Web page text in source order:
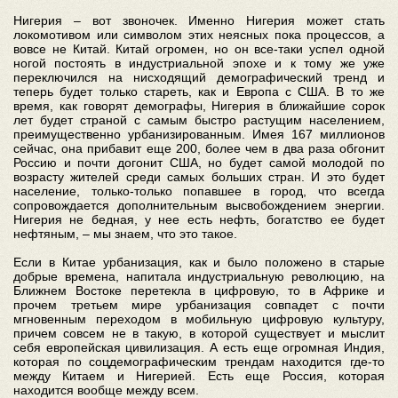
Нигерия – вот звоночек. Именно Нигерия может стать
локомотивом или символом этих неясных пока процессов, а
вовсе не Китай. Китай огромен, но он все-таки успел одной
ногой постоять в индустриальной эпохе и к тому же уже
переключился на нисходящий демографический тренд и
теперь будет только стареть, как и Европа с США. В то же
время, как говорят демографы, Нигерия в ближайшие сорок
лет будет страной с самым быстро растущим населением,
преимущественно урбанизированным. Имея 167 миллионов
сейчас, она прибавит еще 200, более чем в два раза обгонит
Россию и почти догонит США, но будет самой молодой по
возрасту жителей среди самых больших стран. И это будет
население, только-только попавшее в город, что всегда
сопровождается дополнительным высвобождением энергии.
Нигерия не бедная, у нее есть нефть, богатство ее будет
нефтяным, – мы знаем, что это такое.
Если в Китае урбанизация, как и было положено в старые
добрые времена, напитала индустриальную революцию, на
Ближнем Востоке перетекла в цифровую, то в Африке и
прочем третьем мире урбанизация совпадет с почти
мгновенным переходом в мобильную цифровую культуру,
причем совсем не в такую, в которой существует и мыслит
себя европейская цивилизация. А есть еще огромная Индия,
которая по соцдемографическим трендам находится где-то
между Китаем и Нигерией. Есть еще Россия, которая
находится вообще между всем.